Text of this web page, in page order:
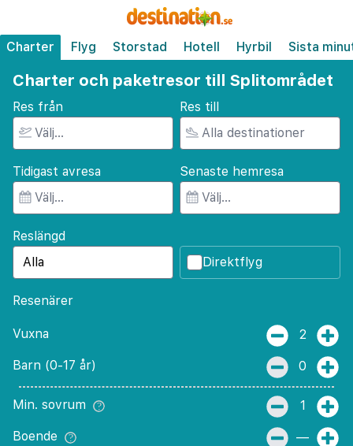
Charter Flyg Storstad Hotell Hyrbil Sista
Charter och paketresor till Splitområdet
Res från Res till
Tidigast avresa Senaste hemresa
Reslängd
Direktflyg
Resenärer
Vuxna 2
Barn (0-17 år) 0
Min. sovrum 1
Boende —